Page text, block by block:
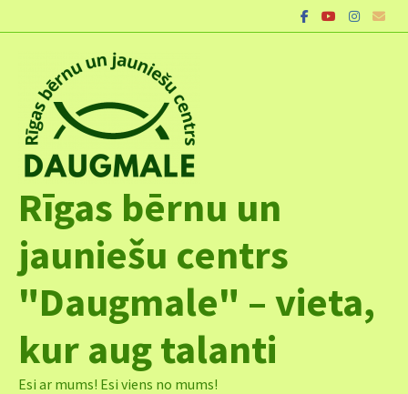
to
Rīgas bērnu un
jauniešu centrs
"Daugmale" – vieta,
kur aug talanti
Esi ar mums! Esi viens no mums!